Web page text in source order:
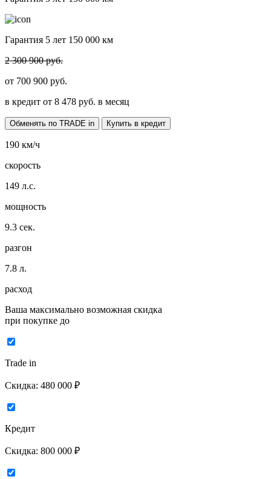
Гарантия 5 лет 150 000 км
2 300 900 руб.
от 700 900 руб.
в кредит от 8 478 руб. в месяц
Обменять по TRADE in Купить в кредит
190 км/ч
скорость
149 л.с.
мощность
9.3 сек.
разгон
7.8 л.
расход
Ваша максимально возможная скидка
при покупке до
Trade in
Скидка: 480 000 ₽
Кредит
Скидка: 800 000 ₽